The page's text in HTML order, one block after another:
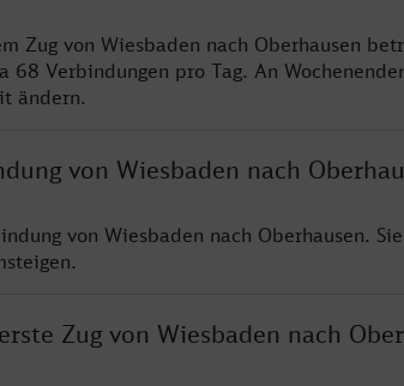
Zug von Wiesbaden nach Oberhausen
Verbindungen pro Tag. An
ändern.
von Wiesbaden nach
von Wiesbaden nach Oberhausen.
Zug von Wiesbaden nach